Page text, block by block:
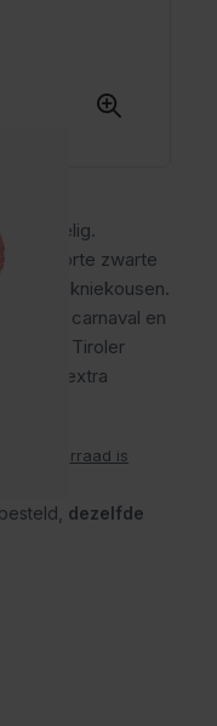
3-Delig.
met korte zwarte
Tiroler kniekousen.
carnaval en
met Tiroler
een extra
op voorraad is
dezelfde